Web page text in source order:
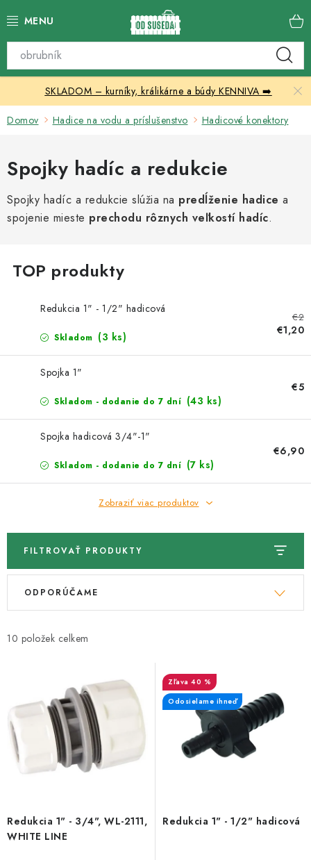
na
Katalóg produktov
Skleníky
Chovateľské potreby
Prístrešky
Kontakty
Kachle
SKLADOM – kurníky, králikárne a búdy KENNIVA ➡️
Domov Hadice na vodu a príslušenstvo Hadicové konektory
Spojky hadíc a redukcie
Spojky hadíc a redukcie slúžia na predĺženie hadice a
spojenie mieste prechodu rôznych veľkostí hadíc.
Redukcia 1" - 1/2" hadicová
Skladom (3 ks)
€2
€1,20
Spojka 1"
Skladom - dodanie do 7 dní (43 ks)
€5
Spojka hadicová 3/4"-1"
Skladom - dodanie do 7 dní (7 ks)
€6,90
Zobraziť viac produktov
FILTROVAŤ PRODUKTY
V
i
o
d
u
o
v
10
R
e
e
p
r
o
k
t
ODPORÚČAME
Redukcia 1" - 3/4", WL-2111,
WHITE LINE
Redukcia 1" - 1/2" hadicová
40 %
Odosielame ihneď